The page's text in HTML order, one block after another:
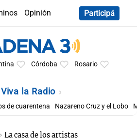
Opinión
Participá
Córdoba Rosario
Viva la Radio
de cuarentena Nazareno Cruz y el Lobo
La casa de los artistas